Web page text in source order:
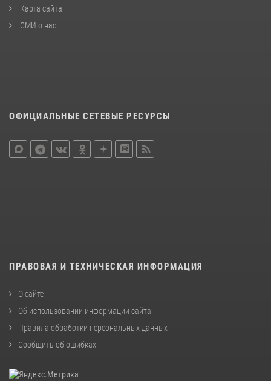
Карта сайта
СМИ о нас
ОФИЦИАЛЬНЫЕ СЕТЕВЫЕ РЕСУРСЫ
ПРАВОВАЯ И ТЕХНИЧЕСКАЯ ИНФОРМАЦИЯ
О сайте
Об использовании информации сайта
Правила обработки персональных данных
Сообщить об ошибках